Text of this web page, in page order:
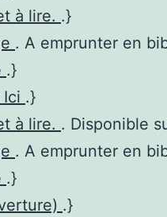
à lire. .}
. A emprunter en
.}
.}
à lire. . Disponible
. A emprunter en
.}
.}